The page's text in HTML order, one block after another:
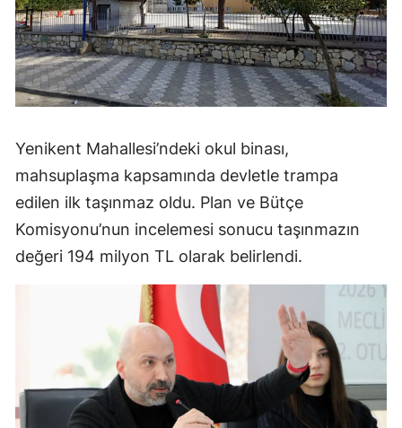
Yenikent Mahallesi’ndeki okul binası,
mahsuplaşma kapsamında devletle trampa
edilen ilk taşınmaz oldu. Plan ve Bütçe
Komisyonu’nun incelemesi sonucu taşınmazın
değeri 194 milyon TL olarak belirlendi.